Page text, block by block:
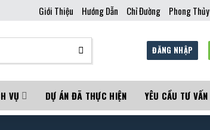
Giới Thiệu Hướng Dẫn Chỉ Đường Phong Thủy
ĐĂNG NHẬP
VỤ DỰ ÁN ĐÃ THỰC HIỆN YÊU CẦU TƯ VẤN